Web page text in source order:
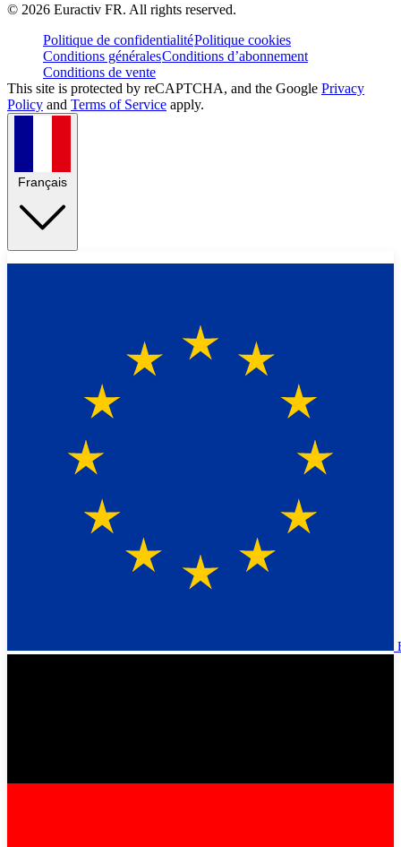
© 2026 Euractiv FR. All rights reserved.
Politique de confidentialitéPolitique cookies
Conditions généralesConditions d’abonnement
Conditions de vente
This site is protected by reCAPTCHA, and the Google Privacy
Policy and Terms of Service apply.
Français